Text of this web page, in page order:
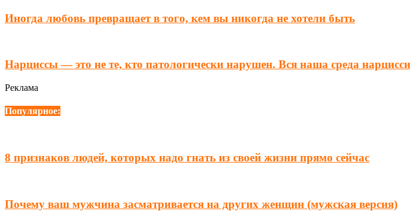
Иногда любовь превращает в того, кем вы никогда не хотели быть
Нарциссы — это не те, кто патологически нарушен. Вся наша среда
Реклама
Популярное:
8 признаков людей, которых надо гнать из своей жизни прямо сейчас
Почему ваш мужчина засматривается на других женщин (мужская версия)